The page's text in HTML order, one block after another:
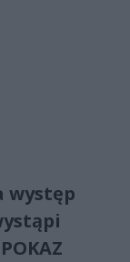
występ